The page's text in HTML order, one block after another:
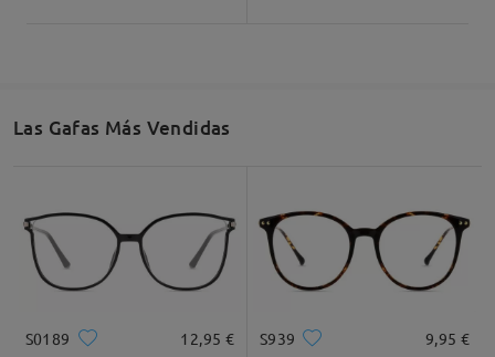
Las Gafas Más Vendidas
S0189 12,95 € S939 9,95 €